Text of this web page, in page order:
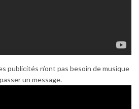
publicités n’ont pas besoin de musique
un message.